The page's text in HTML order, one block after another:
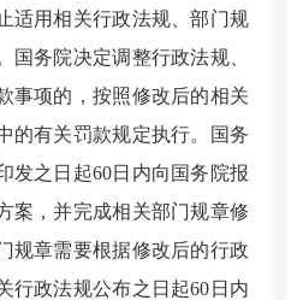
适用相关行政法规、部门规
国务院决定调整行政法规、
事项的，按照修改后的相关
的有关罚款规定执行。国务
发之日起60日内向国务院报
案，并完成相关部门规章修
规章需要根据修改后的行政
行政法规公布之日起60日内